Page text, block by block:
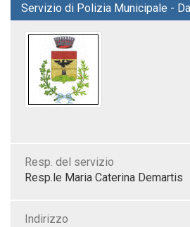
Servizio di Polizia Municipale -
Resp. del servizio
Resp.le Maria Caterina Demartis
Indirizzo